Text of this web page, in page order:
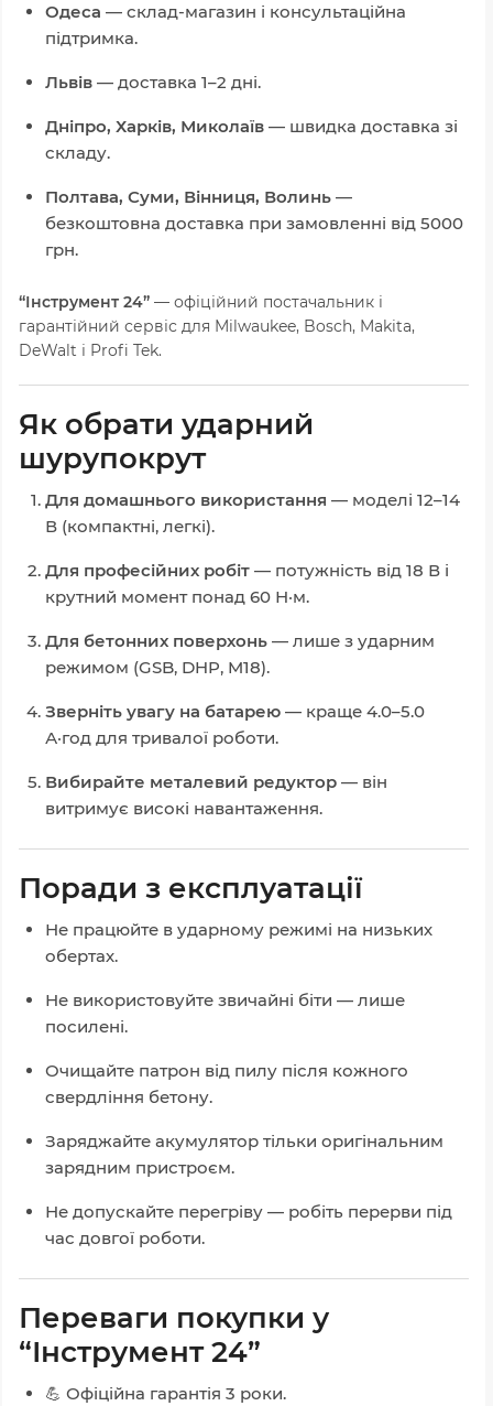
Одеса — склад-магазин і консультаційна
підтримка.
Львів — доставка 1–2 дні.
Дніпро, Харків, Миколаїв — швидка доставка зі
складу.
Полтава, Суми, Вінниця, Волинь —
безкоштовна доставка при замовленні від 5000
грн.
“Інструмент 24” — офіційний постачальник і
гарантійний сервіс для Milwaukee, Bosch, Makita,
DeWalt і Profi Tek.
Як обрати ударний
шурупокрут
Для домашнього використання — моделі 12–14
В (компактні, легкі).
Для професійних робіт — потужність від 18 В і
крутний момент понад 60 Н·м.
Для бетонних поверхонь — лише з ударним
режимом (GSB, DHP, M18).
Зверніть увагу на батарею — краще 4.0–5.0
А·год для тривалої роботи.
Вибирайте металевий редуктор — він
витримує високі навантаження.
Поради з експлуатації
Не працюйте в ударному режимі на низьких
обертах.
Не використовуйте звичайні біти — лише
посилені.
Очищайте патрон від пилу після кожного
свердління бетону.
Заряджайте акумулятор тільки оригінальним
зарядним пристроєм.
Не допускайте перегріву — робіть перерви під
час довгої роботи.
Переваги покупки у
“Інструмент 24”
💪 Офіційна гарантія 3 роки.